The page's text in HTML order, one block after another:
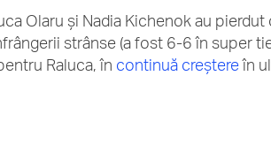
Olaru și Nadia Kichenok au
strânse (a fost 6-6 în super
Raluca, în continuă creștereîn